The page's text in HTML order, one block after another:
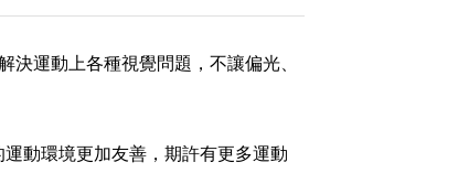
運動上各種視覺問題，不讓偏光、
動環境更加友善，期許有更多運動